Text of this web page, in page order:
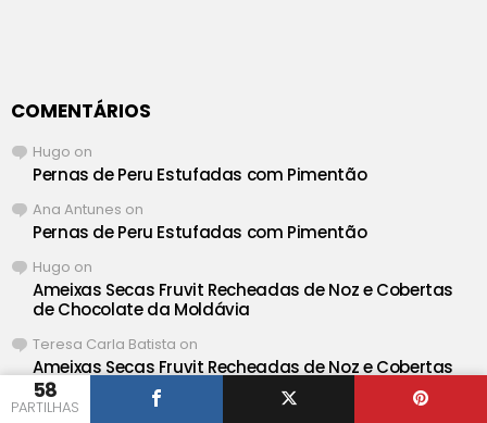
58
PARTILHAS
COMENTÁRIOS
Hugo on
Pernas de Peru Estufadas com Pimentão
Ana Antunes on
Pernas de Peru Estufadas com Pimentão
Hugo on
Ameixas Secas Fruvit Recheadas de Noz e Cobertas
de Chocolate da Moldávia
Teresa Carla Batista on
Ameixas Secas Fruvit Recheadas de Noz e Cobertas
de Chocolate da Moldávia